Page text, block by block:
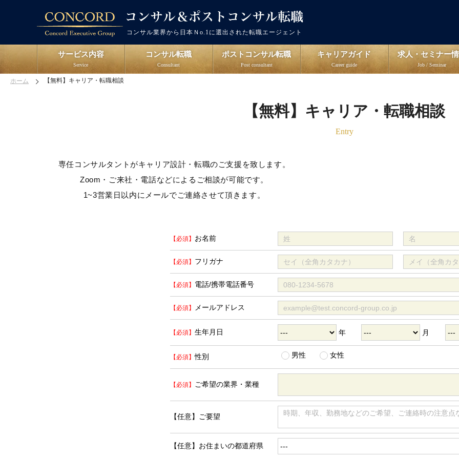
コンサル業界から日本Ｎo.1に選出された転職エージェント
サービス内容
Service
コンサル転職
Consultant
ポストコンサル転職
Post consultant
キャリアガイド
Career guide
求人・セミナー
Job / Seminar
ホーム 【無料】キャリア・転職相談
【無料】キャリア・転職相談
Entry
専任コンサルタントがキャリア設計・転職のご支援を致します。
Zoom・ご来社・電話などによるご相談が可能です。
1~3営業日以内にメールでご連絡させて頂きます。
お名前
フリガナ
電話/携帯電話番号
メールアドレス
生年月日 年 月
性別 男性 女性
ご希望の業界・業種
【任意】ご要望
【任意】お住まいの都道府県